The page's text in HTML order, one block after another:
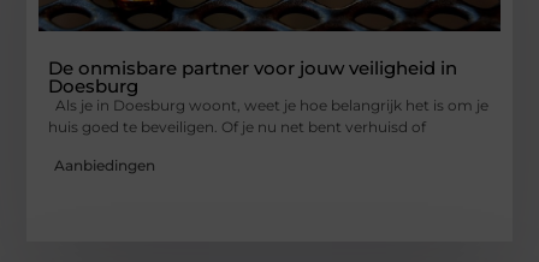
De onmisbare partner voor jouw veiligheid in
Doesburg
Als je in Doesburg woont, weet je hoe belangrijk het is om je
huis goed te beveiligen. Of je nu net bent verhuisd of
Aanbiedingen